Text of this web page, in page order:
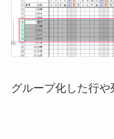
グループ化した行や